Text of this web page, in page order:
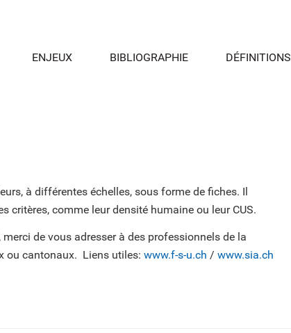
ENJEUX BIBLIOGRAPHIE DÉFINITIONS
à différentes échelles, sous forme de fiches. Il
critères, comme leur densité humaine ou leur CUS.
de vous adresser à des professionnels de la
ou cantonaux. Liens utiles: www.f-s-u.ch / www.sia.ch